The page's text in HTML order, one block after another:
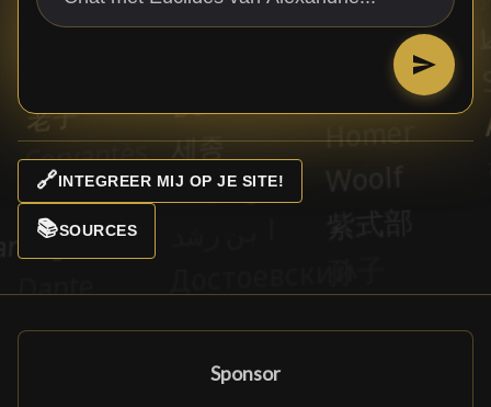
🔗INTEGREER MIJ OP JE SITE!
📚SOURCES
Sponsor